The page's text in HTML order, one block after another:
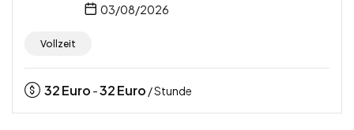
03/08/2026
Vollzeit
32Euro -32Euro / Stunde